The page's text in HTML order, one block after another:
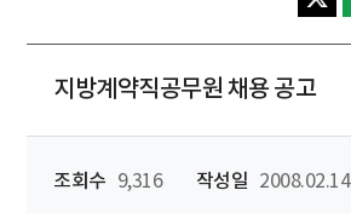
지방계약직공무원 채용 공고
조회수 9,316 작성일
2008.02.14